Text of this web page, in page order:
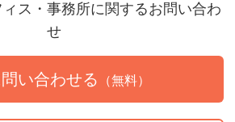
ス・事務所に関するお問い合わ
せ
い合わせる （無料）